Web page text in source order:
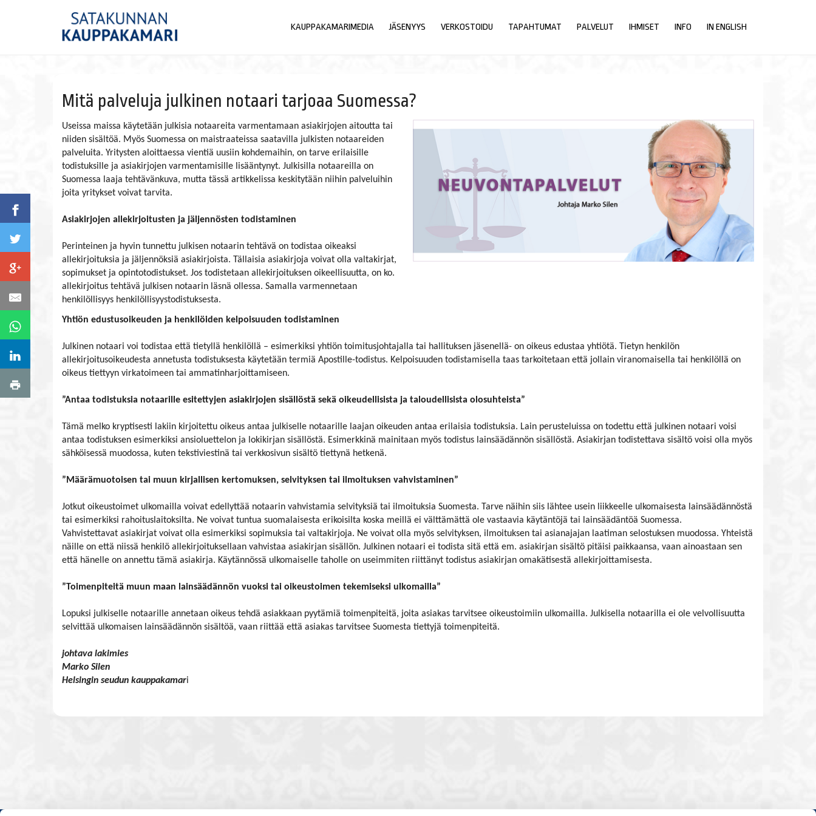
KAUPPAKAMARIMEDIA JÄSENYYS VERKOSTOIDU TAPAHTUMAT PALVELUT IHMISET INFO IN ENGLISH
Mitä palveluja julkinen notaari tarjoaa Suomessa?
Useissa maissa käytetään julkisia notaareita varmentamaan asiakirjojen aitoutta tai
niiden sisältöä. Myös Suomessa on maistraateissa saatavilla julkisten notaareiden
palveluita. Yritysten aloittaessa vientiä uusiin kohdemaihin, on tarve erilaisille
todistuksille ja asiakirjojen varmentamisille lisääntynyt. Julkisilla notaareilla on
Suomessa laaja tehtävänkuva, mutta tässä artikkelissa keskitytään niihin palveluihin
joita yritykset voivat tarvita.
Asiakirjojen allekirjoitusten ja jäljennösten todistaminen
Perinteinen ja hyvin tunnettu julkisen notaarin tehtävä on todistaa oikeaksi
allekirjoituksia ja jäljennöksiä asiakirjoista. Tällaisia asiakirjoja voivat olla valtakirjat,
sopimukset ja opintotodistukset. Jos todistetaan allekirjoituksen oikeellisuutta, on ko.
allekirjoitus tehtävä julkisen notaarin läsnä ollessa. Samalla varmennetaan
henkilöllisyys henkilöllisyystodistuksesta.
Yhtiön edustusoikeuden ja henkilöiden kelpoisuuden todistaminen
Julkinen notaari voi todistaa että tietyllä henkilöllä – esimerkiksi yhtiön toimitusjohtajalla tai hallituksen jäsenellä- on oikeus edustaa yhtiötä. Tietyn henkilön
allekirjoitusoikeudesta annetusta todistuksesta käytetään termiä Apostille-todistus. Kelpoisuuden todistamisella taas tarkoitetaan että jollain viranomaisella tai henkilöllä on
oikeus tiettyyn virkatoimeen tai ammatinharjoittamiseen.
”Antaa todistuksia notaarille esitettyjen asiakirjojen sisällöstä sekä oikeudellisista ja taloudellisista olosuhteista”
Tämä melko kryptisesti lakiin kirjoitettu oikeus antaa julkiselle notaarille laajan oikeuden antaa erilaisia todistuksia. Lain perusteluissa on todettu että julkinen notaari voisi
antaa todistuksen esimerkiksi ansioluettelon ja lokikirjan sisällöstä. Esimerkkinä mainitaan myös todistus lainsäädännön sisällöstä. Asiakirjan todistettava sisältö voisi olla myös
sähköisessä muodossa, kuten tekstiviestinä tai verkkosivun sisältö tiettynä hetkenä.
”Määrämuotoisen tai muun kirjallisen kertomuksen, selvityksen tai ilmoituksen vahvistaminen”
Jotkut oikeustoimet ulkomailla voivat edellyttää notaarin vahvistamia selvityksiä tai ilmoituksia Suomesta. Tarve näihin siis lähtee usein liikkeelle ulkomaisesta lainsäädännöstä
tai esimerkiksi rahoituslaitoksilta. Ne voivat tuntua suomalaisesta erikoisilta koska meillä ei välttämättä ole vastaavia käytäntöjä tai lainsäädäntöä Suomessa.
Vahvistettavat asiakirjat voivat olla esimerkiksi sopimuksia tai valtakirjoja. Ne voivat olla myös selvityksen, ilmoituksen tai asianajajan laatiman selostuksen muodossa. Yhteistä
näille on että niissä henkilö allekirjoituksellaan vahvistaa asiakirjan sisällön. Julkinen notaari ei todista sitä että em. asiakirjan sisältö pitäisi paikkaansa, vaan ainoastaan sen
että hänelle on annettu tämä asiakirja. Käytännössä ulkomaiselle taholle on useimmiten riittänyt todistus asiakirjan omakätisestä allekirjoittamisesta.
”Toimenpiteitä muun maan lainsäädännön vuoksi tai oikeustoimen tekemiseksi ulkomailla”
Lopuksi julkiselle notaarille annetaan oikeus tehdä asiakkaan pyytämiä toimenpiteitä, joita asiakas tarvitsee oikeustoimiin ulkomailla. Julkisella notaarilla ei ole velvollisuutta
selvittää ulkomaisen lainsäädännön sisältöä, vaan riittää että asiakas tarvitsee Suomesta tiettyjä toimenpiteitä.
johtava lakimies
Marko Silen
Helsingin seudun kauppakamari